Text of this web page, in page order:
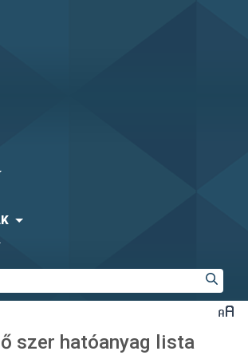
szer hatóanyag lista